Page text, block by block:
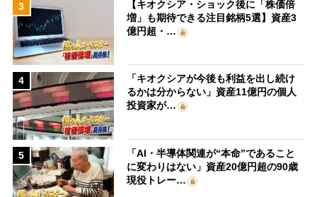
3
【キオクシア・ショック後に「株価倍
増」も期待できる注目銘柄5選】資産3
億円超・…
4
「キオクシアが今後も利益を出し続け
るかは分からない」資産11億円の個人
投資家が…
5
「AI・半導体関連が“本命”であること
に変わりはない」資産20億円超の90歳
現役トレー…